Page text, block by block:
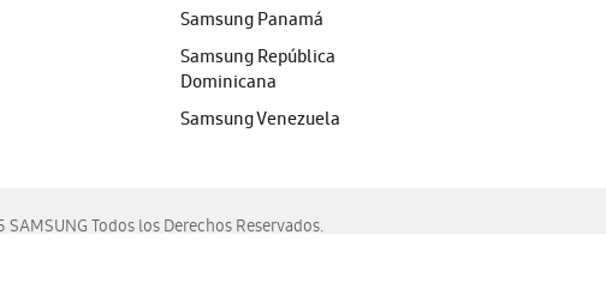
Samsung Panamá
Samsung República
Dominicana
Samsung Venezuela
Todos los Derechos Reservados.